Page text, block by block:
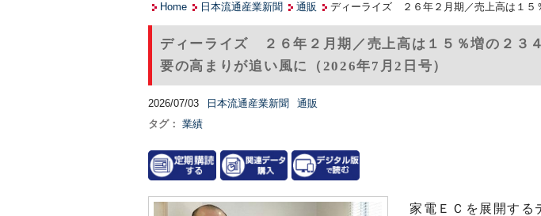
Home 日本流通産業新聞 通販 ディーライズ ２６年２月期／売上高は１５
ディーライズ ２６年２月期／売上高は１５％増の２３
要の高まりが追い風に（2026年7月2日号）
2026/07/03 日本流通産業新聞
通販
タグ： 業績
家電ＥＣを展開する